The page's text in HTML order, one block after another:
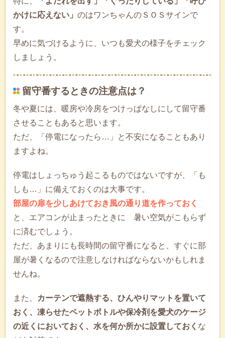
かけに応えない」 のはワンちゃんのＳＯＳサインで
す。
早めに気づけるように、いつも愛犬の様子をチェック
しましょう。
留守番するときの注意点は？
冬や夏には、暖房や冷房をつけっぱなしにして留守番
させることもあると思います。
ただ、「停電になったら…」と不安になることもあり
ますよね。
停電はしょっちゅう起こるものではないですが、「も
しも…」に備えておくのは大事です。
部屋の扉を少しあけておき風の通り道を作っておく
と、エアコンが止まったときに 暑い空気がこもらず
に済むでしょう。
ただ、あまりにも長時間の留守番になると、すぐに部
屋が暑くなるので注意しなければならないかもしれま
せんね。
また、
カーテンで遮熱する、ひんやりマットを置いて
おく、凍らせたペットボトルや保冷剤を愛犬のケージ
の近くにおいておく、水を何か所かに設置しておく な